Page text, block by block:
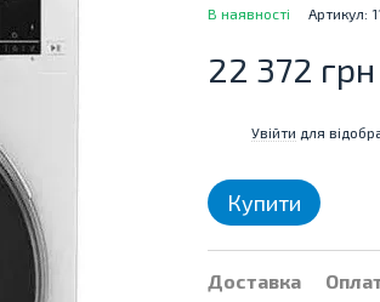
В наявності Артикул:
22 372 грн
Увійти для
Купити
Доставка